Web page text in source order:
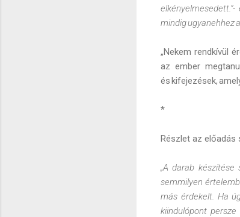
mindig ugyanehhez
„Nekem rendkívül
az ember
és kifejezések,
*
Részlet az előadás
„A darab
semmilyen
más érdekelt. Ha
kiindulópont